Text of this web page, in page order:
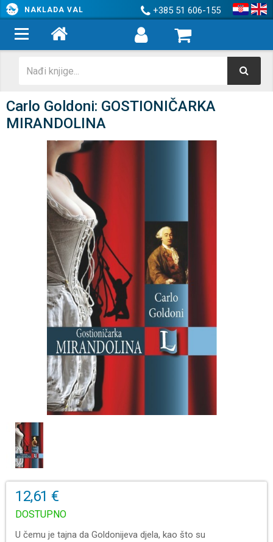
NAKLADA VAL +385 51 606-155
Carlo Goldoni: GOSTIONIČARKA
MIRANDOLINA
12,61 €
DOSTUPNO
U čemu je tajna da Goldonijeva djela, kao što su